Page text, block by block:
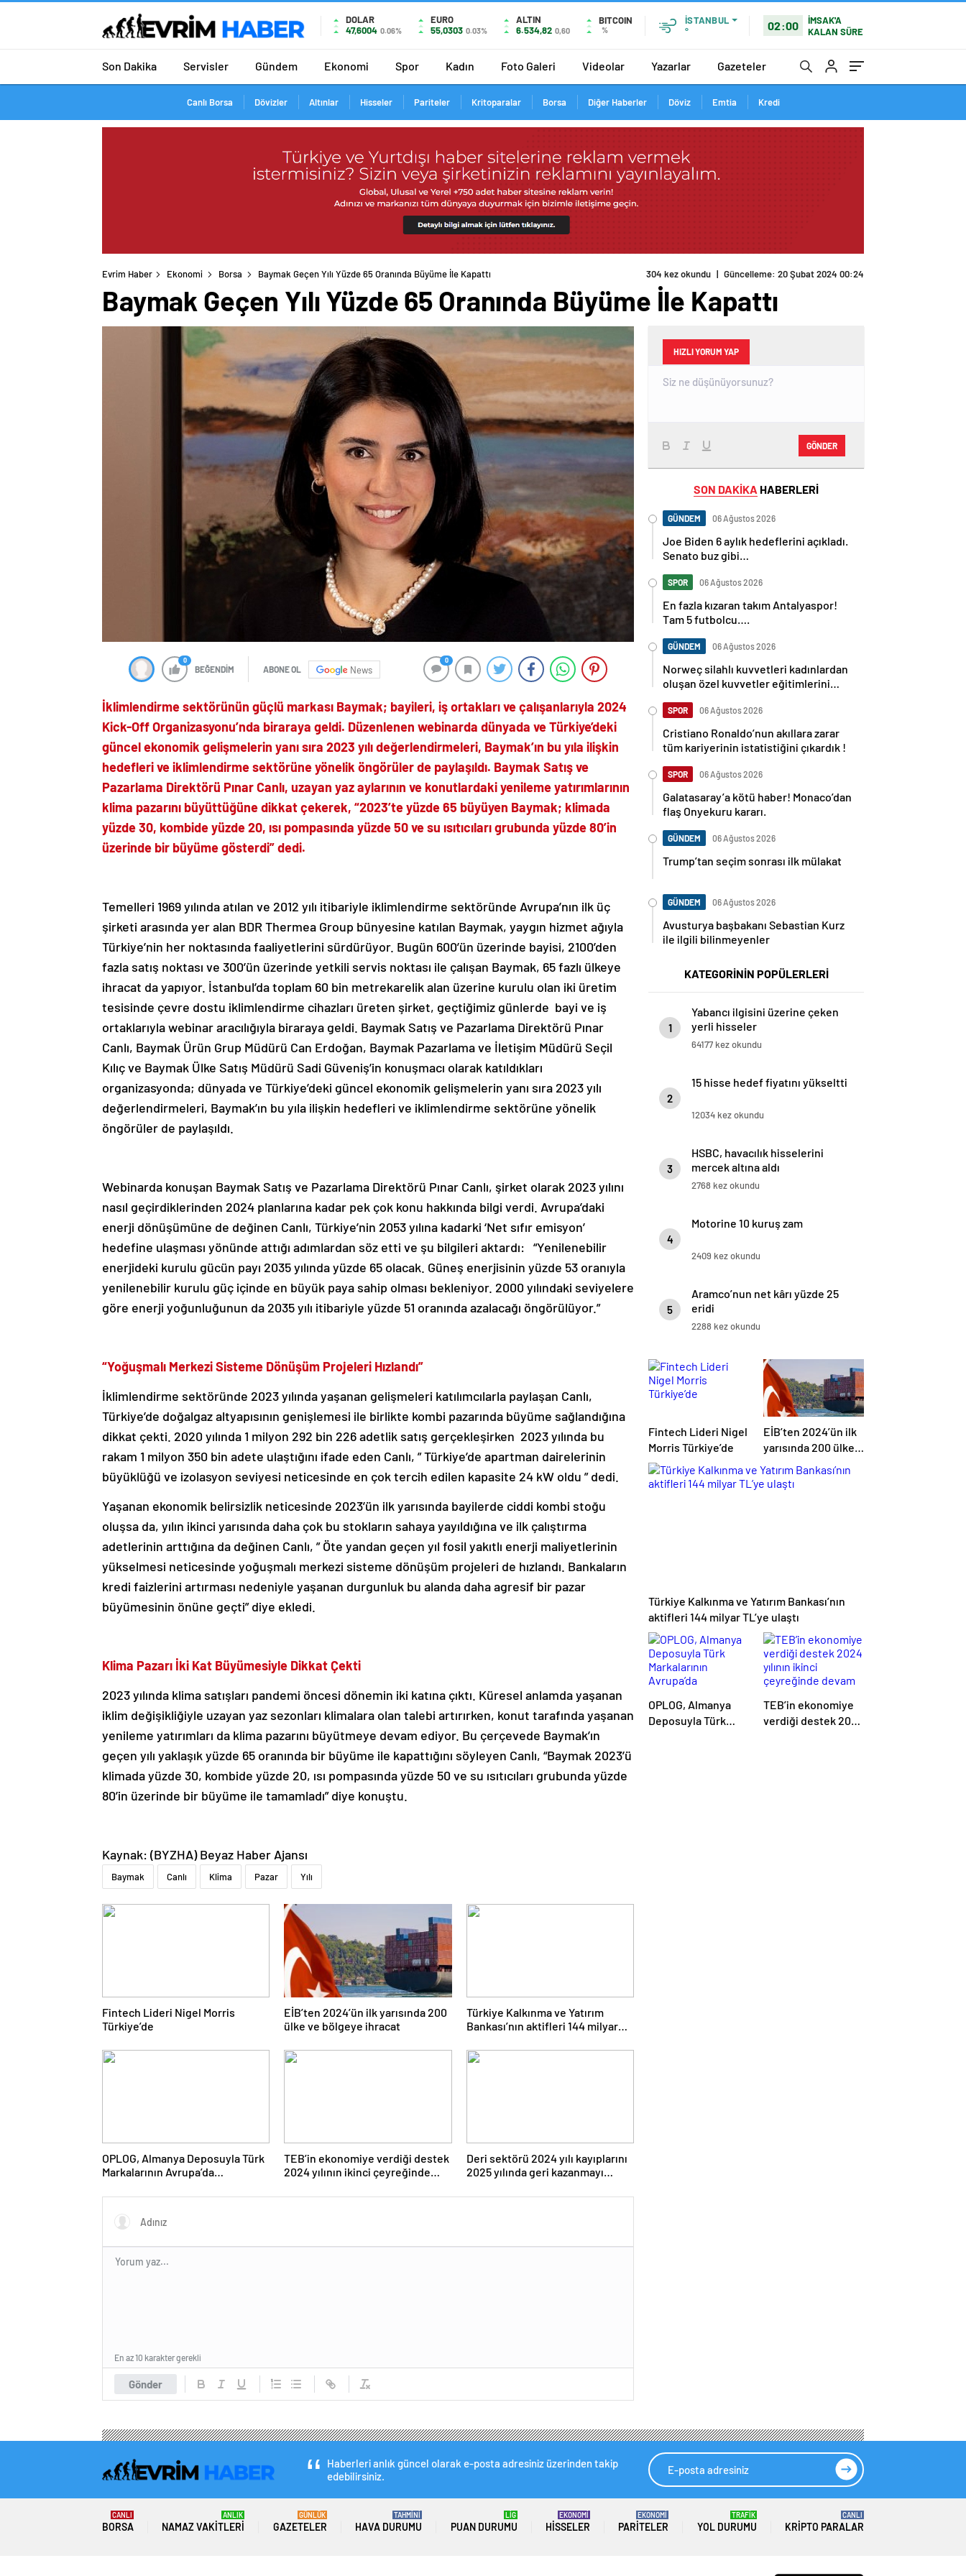
DOLAR
47,6004 0.06%
EURO
55,0303 0.03%
ALTIN
6.534,82 0,60
BITCOIN
%
İSTANBUL
°
02:00
İMSAK'A
KALAN SÜRE
Son Dakika Servisler Gündem Ekonomi Spor Kadın Foto Galeri Videolar Yazarlar Gazeteler
Canlı Borsa Dövizler Altınlar Hisseler Pariteler Kritoparalar Borsa Diğer Haberler Döviz Emtia Kredi
Evrim Haber Ekonomi Borsa Baymak Geçen Yılı Yüzde 65 Oranında Büyüme İle Kapattı 304 kez okundu | Güncelleme: 20 Şubat 2024 00:24
Baymak Geçen Yılı Yüzde 65 Oranında Büyüme İle Kapattı
0
BEĞENDİM ABONE OL News
0
İklimlendirme sektörünün güçlü markası Baymak; bayileri, iş ortakları ve çalışanlarıyla 2024
Kick-Off Organizasyonu’nda biraraya geldi. Düzenlenen webinarda dünyada ve Türkiye’deki
güncel ekonomik gelişmelerin yanı sıra 2023 yılı değerlendirmeleri, Baymak’ın bu yıla ilişkin
hedefleri ve iklimlendirme sektörüne yönelik öngörüler de paylaşıldı. Baymak Satış ve
Pazarlama Direktörü Pınar Canlı, uzayan yaz aylarının ve konutlardaki yenileme yatırımlarının
klima pazarını büyüttüğüne dikkat çekerek, “2023’te yüzde 65 büyüyen Baymak; klimada
yüzde 30, kombide yüzde 20, ısı pompasında yüzde 50 ve su ısıtıcıları grubunda yüzde 80’in
üzerinde bir büyüme gösterdi” dedi.
Temelleri 1969 yılında atılan ve 2012 yılı itibariyle iklimlendirme sektöründe Avrupa’nın ilk üç
şirketi arasında yer alan BDR Thermea Group bünyesine katılan Baymak, yaygın hizmet ağıyla
Türkiye’nin her noktasında faaliyetlerini sürdürüyor. Bugün 600’ün üzerinde bayisi, 2100’den
fazla satış noktası ve 300’ün üzerinde yetkili servis noktası ile çalışan Baymak, 65 fazlı ülkeye
ihracat da yapıyor. İstanbul’da toplam 60 bin metrekarelik alan üzerine kurulu olan iki üretim
tesisinde çevre dostu iklimlendirme cihazları üreten şirket, geçtiğimiz günlerde bayi ve iş
ortaklarıyla webinar aracılığıyla biraraya geldi. Baymak Satış ve Pazarlama Direktörü Pınar
Canlı, Baymak Ürün Grup Müdürü Can Erdoğan, Baymak Pazarlama ve İletişim Müdürü Seçil
Kılıç ve Baymak Ülke Satış Müdürü Sadi Güveniş’in konuşmacı olarak katıldıkları
organizasyonda; dünyada ve Türkiye’deki güncel ekonomik gelişmelerin yanı sıra 2023 yılı
değerlendirmeleri, Baymak’ın bu yıla ilişkin hedefleri ve iklimlendirme sektörüne yönelik
öngörüler de paylaşıldı.
Webinarda konuşan Baymak Satış ve Pazarlama Direktörü Pınar Canlı, şirket olarak 2023 yılını
nasıl geçirdiklerinden 2024 planlarına kadar pek çok konu hakkında bilgi verdi. Avrupa’daki
enerji dönüşümüne de değinen Canlı, Türkiye’nin 2053 yılına kadarki ‘Net sıfır emisyon’
hedefine ulaşması yönünde attığı adımlardan söz etti ve şu bilgileri aktardı: “Yenilenebilir
enerjideki kurulu gücün payı 2035 yılında yüzde 65 olacak. Güneş enerjisinin yüzde 53 oranıyla
yenilenebilir kurulu güç içinde en büyük paya sahip olması bekleniyor. 2000 yılındaki seviyelere
göre enerji yoğunluğunun da 2035 yılı itibariyle yüzde 51 oranında azalacağı öngörülüyor.”
“Yoğuşmalı Merkezi Sisteme Dönüşüm Projeleri Hızlandı”
İklimlendirme sektöründe 2023 yılında yaşanan gelişmeleri katılımcılarla paylaşan Canlı,
Türkiye’de doğalgaz altyapısının genişlemesi ile birlikte kombi pazarında büyüme sağlandığına
dikkat çekti. 2020 yılında 1 milyon 292 bin 226 adetlik satış gerçekleşirken 2023 yılında bu
rakam 1 milyon 350 bin adete ulaştığını ifade eden Canlı, ” Türkiye’de apartman dairelerinin
büyüklüğü ve izolasyon seviyesi neticesinde en çok tercih edilen kapasite 24 kW oldu ” dedi.
Yaşanan ekonomik belirsizlik neticesinde 2023’ün ilk yarısında bayilerde ciddi kombi stoğu
oluşsa da, yılın ikinci yarısında daha çok bu stokların sahaya yayıldığına ve ilk çalıştırma
adetlerinin arttığına da değinen Canlı, ” Öte yandan geçen yıl fosil yakıtlı enerji maliyetlerinin
yükselmesi neticesinde yoğuşmalı merkezi sisteme dönüşüm projeleri de hızlandı. Bankaların
kredi faizlerini artırması nedeniyle yaşanan durgunluk bu alanda daha agresif bir pazar
büyümesinin önüne geçti” diye ekledi.
Klima Pazarı İki Kat Büyümesiyle Dikkat Çekti
2023 yılında klima satışları pandemi öncesi dönemin iki katına çıktı. Küresel anlamda yaşanan
iklim değişikliğiyle uzayan yaz sezonları klimalara olan talebi artırırken, konut tarafında yaşanan
yenileme yatırımları da klima pazarını büyütmeye devam ediyor. Bu çerçevede Baymak’ın
geçen yılı yaklaşık yüzde 65 oranında bir büyüme ile kapattığını söyleyen Canlı, “Baymak 2023’ü
klimada yüzde 30, kombide yüzde 20, ısı pompasında yüzde 50 ve su ısıtıcıları grubunda yüzde
80’in üzerinde bir büyüme ile tamamladı” diye konuştu.
Kaynak: (BYZHA) Beyaz Haber Ajansı
Baymak Canlı Klima Pazar Yılı
Fintech Lideri Nigel Morris
Türkiye’de
EİB’ten 2024’ün ilk yarısında 200
ülke ve bölgeye ihracat
Türkiye Kalkınma ve Yatırım
Bankası’nın aktifleri 144 milyar
OPLOG, Almanya Deposuyla Türk
Markalarının Avrupa’da
TEB’in ekonomiye verdiği destek
2024 yılının ikinci çeyreğinde
Deri sektörü 2024 yılı kayıplarını
2025 yılında geri kazanmayı
Gönder
En az 10 karakter gerekli
HIZLI YORUM YAP
GÖNDER
SON DAKİKA HABERLERİ
GÜNDEM 06 Ağustos 2026
Joe Biden 6 aylık hedeflerini açıkladı.
Senato buz gibi…
SPOR 06 Ağustos 2026
En fazla kızaran takım Antalyaspor!
Tam 5 futbolcu….
GÜNDEM 06 Ağustos 2026
Norweç silahlı kuvvetleri kadınlardan
oluşan özel kuvvetler eğitimlerini
SPOR 06 Ağustos 2026
Cristiano Ronaldo’nun akıllara zarar
tüm kariyerinin istatistiğini çıkardık !
SPOR 06 Ağustos 2026
Galatasaray’a kötü haber! Monaco’dan
flaş Onyekuru kararı.
GÜNDEM 06 Ağustos 2026
Trump’tan seçim sonrası ilk mülakat
GÜNDEM 06 Ağustos 2026
Avusturya başbakanı Sebastian Kurz
ile ilgili bilinmeyenler
KATEGORİNİN POPÜLERLERİ
1
Yabancı ilgisini üzerine çeken
yerli hisseler
64177 kez okundu
2
15 hisse hedef fiyatını yükseltti
12034 kez okundu
3
HSBC, havacılık hisselerini
mercek altına aldı
2768 kez okundu
4
Motorine 10 kuruş zam
2409 kez okundu
5
Aramco’nun net kârı yüzde 25
eridi
2288 kez okundu
Fintech Lideri Nigel
Morris Türkiye’de
EİB’ten 2024’ün ilk
yarısında 200 ülke
ve bölgeye ihracat
Türkiye Kalkınma ve Yatırım Bankası’nın
aktifleri 144 milyar TL’ye ulaştı
OPLOG, Almanya
Deposuyla Türk
TEB’in ekonomiye
verdiği destek 2024
Haberleri anlık güncel olarak e-posta adresiniz üzerinden takip
edebilirsiniz.
BORSA
CANLI
NAMAZ VAKITLERI
ANLIK
GAZETELER
GÜNLÜK
HAVA DURUMU
TAHMİNİ
PUAN DURUMU
LİG
HISSELER
EKONOMİ
PARITELER
EKONOMİ
YOL DURUMU
TRAFİK
KRIPTO PARALAR
CANLI